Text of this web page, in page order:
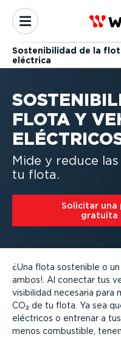
Soste­ni­bi­lidad de la
eléctrica
FLOTA Y
Mide y reduce
tu flota.
Solicitar una
gratuita⁠
¿Una flota sostenible o
ambos!. Al conectar tus
visibilidad necesaria para
CO₂ de tu flota. Ya sea
eléctricos o entrenar a
menos combustible,